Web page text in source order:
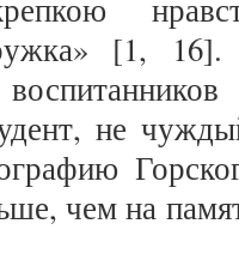
[1,
не
чем на